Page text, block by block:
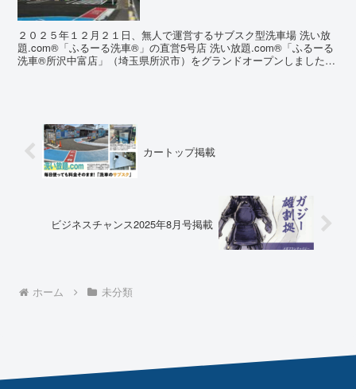
２０２５年１２月２１日、無人で運営するサブスク型洗車場 洗い放
題.com®「ふるーる洗車®」の直営5号店 洗い放題.com®「ふるーる
洗車®所沢中富店」（埼玉県所沢市）をグランドオープンしました。
カートップ掲載
ビジネスチャンス2025年8月号掲載
ホーム 未分類